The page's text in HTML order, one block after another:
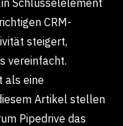
Schlüsselelement
CRM-
steigert,
vereinfacht.
als eine
Artikel stellen
Pipedrive das